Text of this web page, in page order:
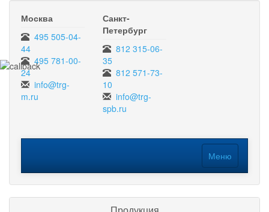
Москва
495 505-04-
44
495 781-00-
24
info@trg-
m.ru
Санкт-
Петербург
812 315-06-
35
812 571-73-
10
info@trg-
spb.ru
Меню